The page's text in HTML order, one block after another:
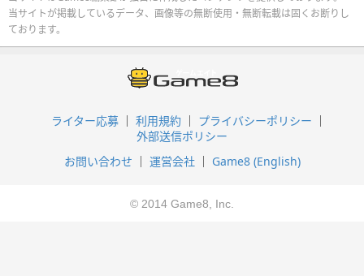
当サイトが掲載しているデータ、画像等の無断使用・無断転載は固くお断りし
ております。
ライター応募 利用規約
プライバシーポリシー
外部送信ポリシー
お問い合わせ
運営会社 Game8 (English)
© 2014 Game8, Inc.